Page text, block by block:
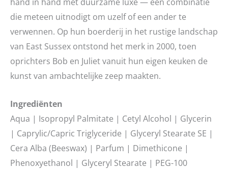
die meteen uitnodigt om uzelf of een ander te
verwennen. Op hun boerderij in het rustige landschap
van East Sussex ontstond het merk in 2000, toen
oprichters Bob en Juliet vanuit hun eigen keuken de
kunst van ambachtelijke zeep maakten.
Ingrediënten
Aqua | Isopropyl Palmitate | Cetyl Alcohol | Glycerin
| Caprylic/Capric Triglyceride | Glyceryl Stearate SE |
Cera Alba (Beeswax) | Parfum | Dimethicone |
Phenoxyethanol | Glyceryl Stearate | PEG-100